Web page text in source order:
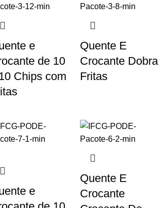
e
de 10
Chips com
Quente E
Crocante Dobra
Fritas
e
Quente E
Crocante